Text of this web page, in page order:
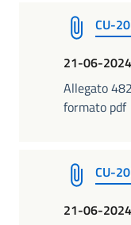
CU-
21-06-2024
Allegato
formato pdf
CU-
21-06-2024